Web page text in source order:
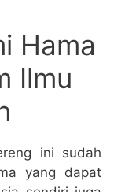
Hama
Ilmu
ini sudah
yang dapat